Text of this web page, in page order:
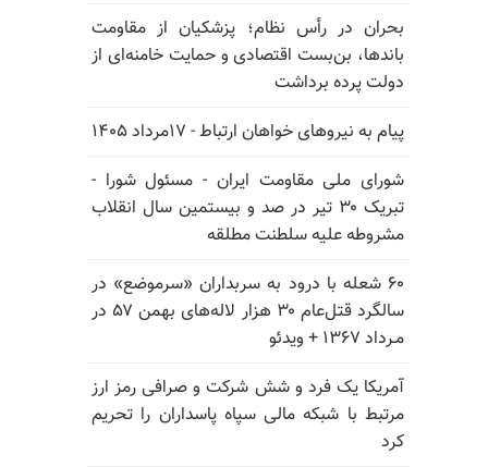
بحران در رأس نظام؛ پزشکیان از مقاومت
باندها، بن‌بست اقتصادی و حمایت خامنه‌ای از
دولت پرده برداشت
پیام به نیروهای خواهان ارتباط - ۱۷مرداد ۱۴۰۵
شورای ملی مقاومت ایران - مسئول شورا -
تبریک ۳۰ تیر در صد و بیستمین سال انقلاب
مشروطه علیه سلطنت مطلقه
۶۰ شعله با درود به سربداران «سرموضع» در
سالگرد قتل‌عام ۳۰ هزار لاله‌های بهمن ۵۷ در
مـرداد ۱۳۶۷ + ویدئو
آمریکا یک فرد و شش شرکت و صرافی رمز ارز
مرتبط با شبکه مالی سپاه پاسداران را تحریم
کرد